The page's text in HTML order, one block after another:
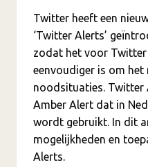
Twitter heeft een
‘Twitter Alerts’
zodat het voor Twitter
eenvoudiger is om
noodsituaties. Twitter
Amber Alert dat in
wordt gebruikt. In dit
mogelijkheden en
Alerts.